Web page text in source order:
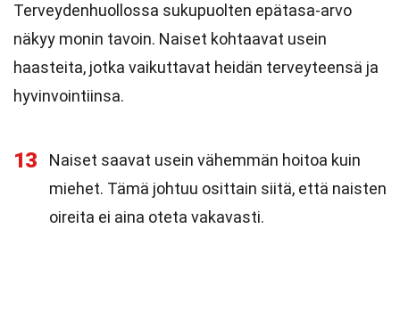
Terveydenhuollossa sukupuolten epätasa-arvo
näkyy monin tavoin. Naiset kohtaavat usein
haasteita, jotka vaikuttavat heidän terveyteensä ja
hyvinvointiinsa.
13
Naiset saavat usein vähemmän hoitoa kuin
miehet. Tämä johtuu osittain siitä, että naisten
oireita ei aina oteta vakavasti.